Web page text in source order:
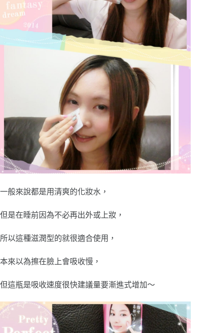
一般來說都是用清爽的化妝水，
但是在睡前因為不必再出外或上妝，
所以這種滋潤型的就很適合使用，
本來以為擦在臉上會吸收慢，
但這瓶是吸收速度很快建議量要漸進式增加～